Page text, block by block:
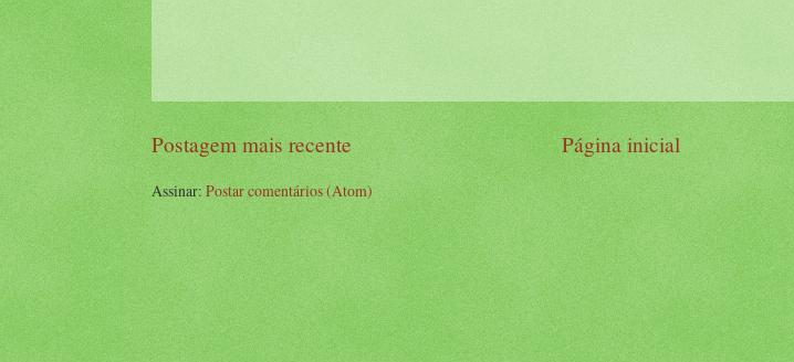
Postagem mais recente Página inicial
Assinar:Postar comentários (Atom)